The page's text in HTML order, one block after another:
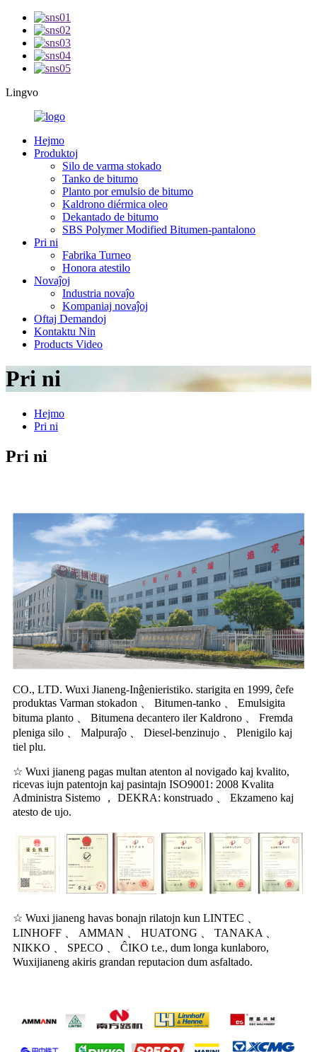
Lingvo
Hejmo
Produktoj
Silo de varma stokado
Tanko de bitumo
Planto por emulsio de bitumo
Kaldrono diérmica oleo
Dekantado de bitumo
SBS Polymer Modified Bitumen-pantalono
Pri ni
Fabrika Turneo
Honora atestilo
Novaĵoj
Industria novaĵo
Kompaniaj novaĵoj
Oftaj Demandoj
Kontaktu Nin
Products Video
Pri ni
Hejmo
Pri ni
Pri ni
CO., LTD. Wuxi Jianeng-Inĝenieristiko. starigita en 1999, ĉefe
produktas Varman stokadon 、 Bitumen-tanko 、 Emulsigita
bituma planto 、 Bitumena decantero iler Kaldrono 、 Fremda
pleniga silo 、 Malpuraĵo 、 Diesel-benzinujo 、 Plenigilo kaj
tiel plu.
☆ Wuxi jianeng pagas multan atenton al novigado kaj kvalito,
ricevas iujn patentojn kaj pasintajn ISO9001: 2008 Kvalita
Administra Sistemo ， DEKRA: konstruado 、 Ekzameno kaj
atesto de ujo.
☆ Wuxi jianeng havas bonajn rilatojn kun LINTEC 、
LINHOFF 、 AMMAN 、 HUATONG 、 TANAKA 、
NIKKO 、 SPECO 、 ĈIKO t.e., dum longa kunlaboro,
Wuxijianeng akiris grandan reputacion dum asfaltado.